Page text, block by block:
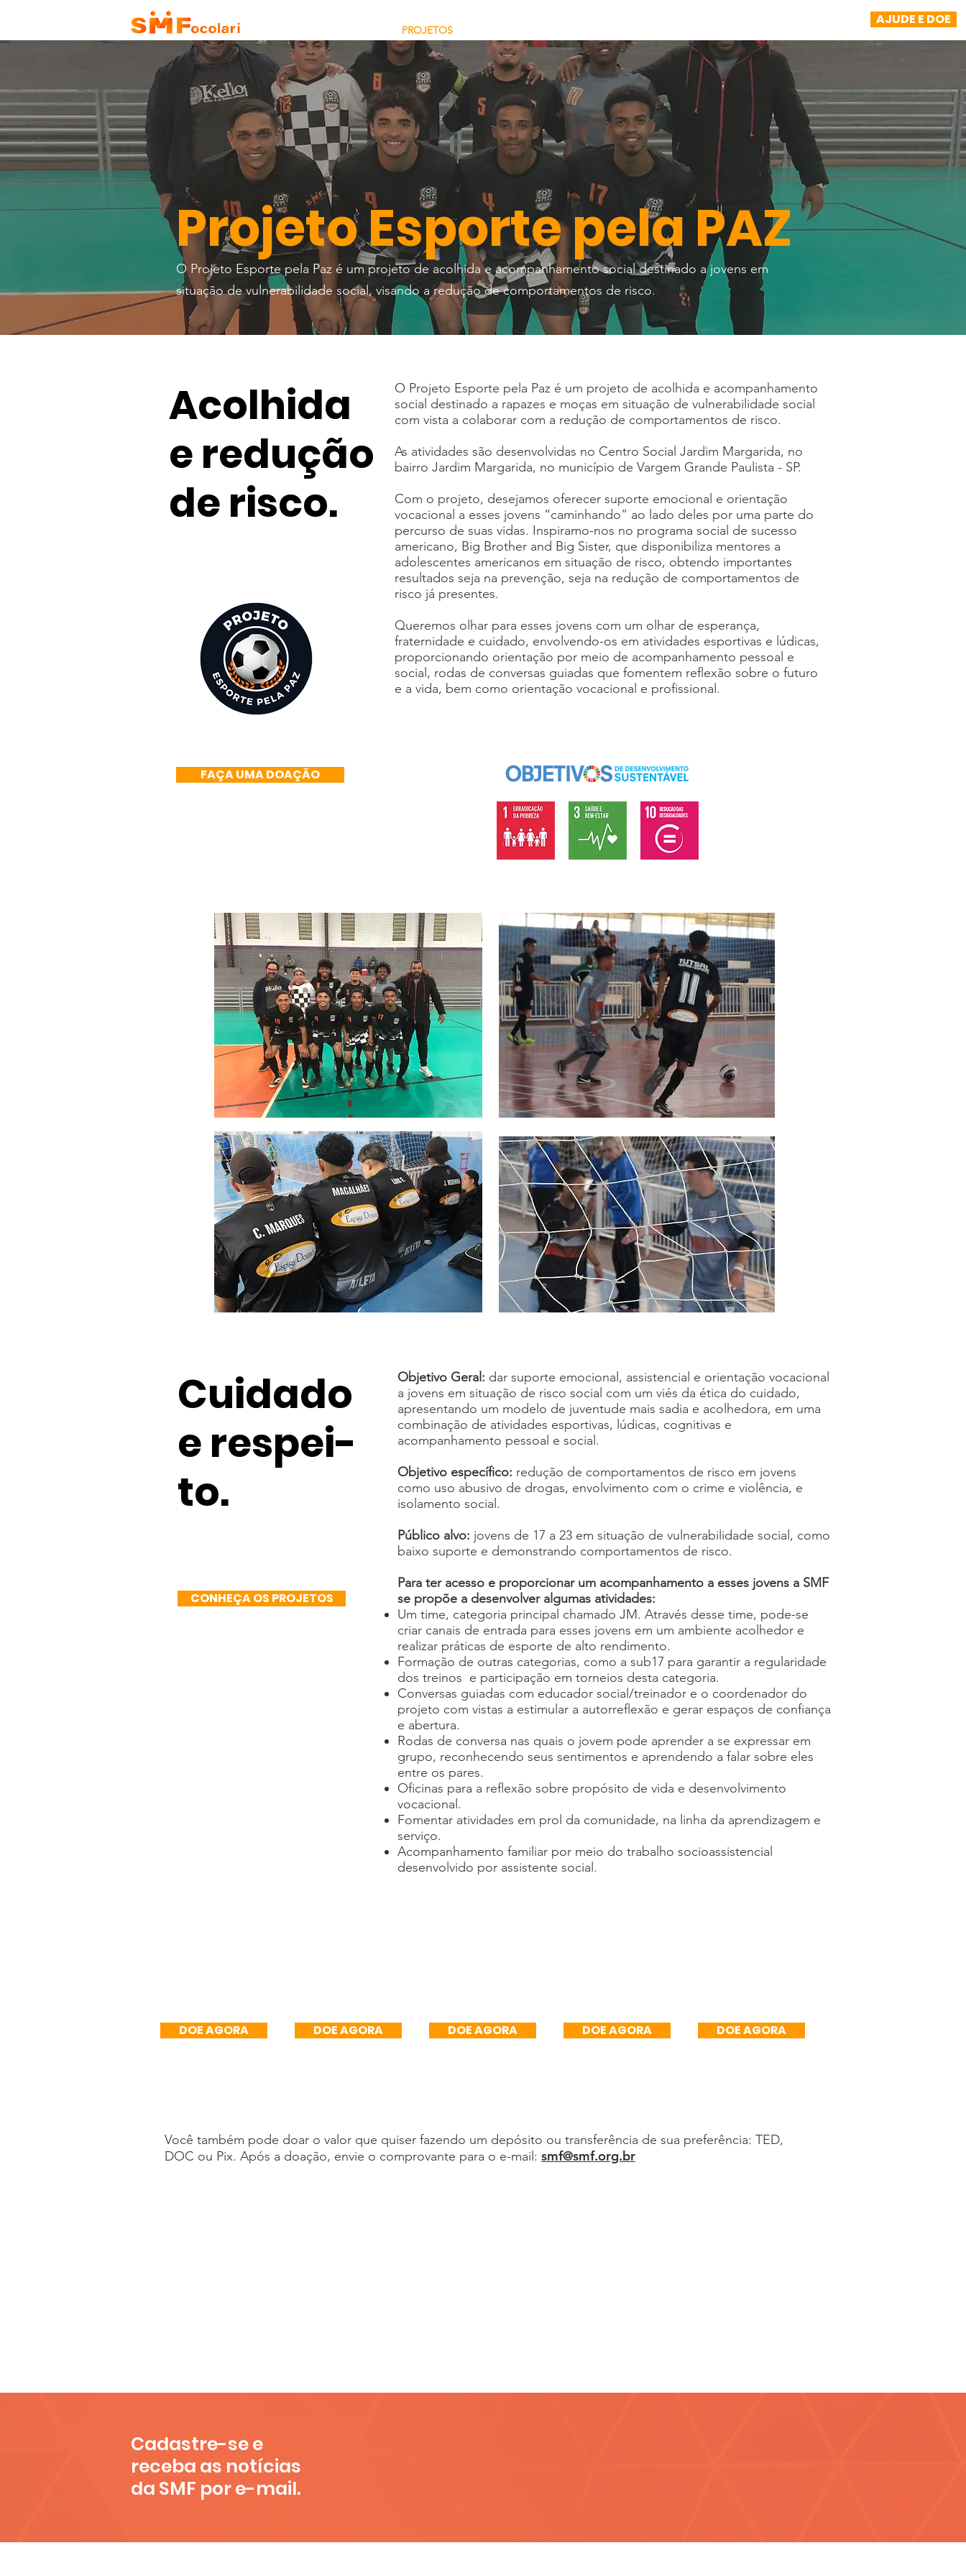
AJUDE E DOE
PROJETOS
Projeto Esporte pela PAZ
O Projeto Esporte pela Paz é um projeto de acolhida e acompanhamento social destinado a jovens em
situação de vulnerabilidade social, visando a redução de comportamentos de risco.
Acolhida
e redução
de risco.
FAÇA UMA DOAÇÃO
O Projeto Esporte pela Paz é um projeto de acolhida e acompanhamento
social destinado a rapazes e moças em situação de vulnerabilidade social
com vista a colaborar com a redução de comportamentos de risco.
As atividades são desenvolvidas no Centro Social Jardim Margarida, no
bairro Jardim Margarida, no município de Vargem Grande Paulista - SP.
Com o projeto, desejamos oferecer suporte emocional e orientação
vocacional a esses jovens “caminhando” ao lado deles por uma parte do
percurso de suas vidas. Inspiramo-nos no programa social de sucesso
americano, Big Brother and Big Sister, que disponibiliza mentores a
adolescentes americanos em situação de risco, obtendo importantes
resultados seja na prevenção, seja na redução de comportamentos de
risco já presentes.
​Queremos olhar para esses jovens com um olhar de esperança,
fraternidade e cuidado, envolvendo-os em atividades esportivas e lúdicas,
proporcionando orientação por meio de acompanhamento pessoal e
social, rodas de conversas guiadas que fomentem reflexão sobre o futuro
e a vida, bem como orientação vocacional e profissional.
Cuidado
e respei-
to.
CONHEÇA OS PROJETOS
Objetivo Geral: dar suporte emocional, assistencial e orientação vocacional
a jovens em situação de risco social com um viés da ética do cuidado,
apresentando um modelo de juventude mais sadia e acolhedora, em uma
combinação de atividades esportivas, lúdicas, cognitivas e
acompanhamento pessoal e social.
Objetivo específico: redução de comportamentos de risco em jovens
como uso abusivo de drogas, envolvimento com o crime e violência, e
isolamento social.
Público alvo: jovens de 17 a 23 em situação de vulnerabilidade social, como
baixo suporte e demonstrando comportamentos de risco.
Para ter acesso e proporcionar um acompanhamento a esses jovens a SMF
se propõe a desenvolver algumas atividades:
Um time, categoria principal chamado JM. Através desse time, pode-se
criar canais de entrada para esses jovens em um ambiente acolhedor e
realizar práticas de esporte de alto rendimento.
Formação de outras categorias, como a sub17 para garantir a regularidade
dos treinos e participação em torneios desta categoria.
Conversas guiadas com educador social/treinador e o coordenador do
projeto com vistas a estimular a autorreflexão e gerar espaços de confiança
e abertura.
Rodas de conversa nas quais o jovem pode aprender a se expressar em
grupo, reconhecendo seus sentimentos e aprendendo a falar sobre eles
entre os pares.
Oficinas para a reflexão sobre propósito de vida e desenvolvimento
vocacional.
Fomentar atividades em prol da comunidade, na linha da aprendizagem e
serviço.
Acompanhamento familiar por meio do trabalho socioassistencial
desenvolvido por assistente social.
DOE AGORA DOE AGORA DOE AGORA DOE AGORA DOE AGORA
Você também pode doar o valor que quiser fazendo um depósito ou transferência de sua preferência: TED,
DOC ou Pix. Após a doação, envie o comprovante para o e-mail: smf@smf.org.br
Cadastre-se e
receba as notícias
da SMF por e-mail.